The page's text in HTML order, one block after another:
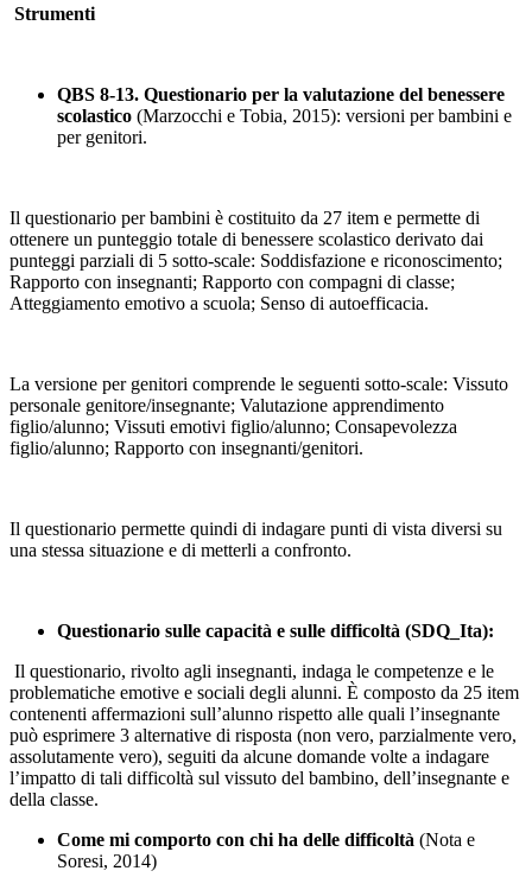
Strumenti
QBS 8-13. Questionario per la valutazione del benessere
scolastico (Marzocchi e Tobia, 2015): versioni per bambini e
per genitori.
Il questionario per bambini è costituito da 27 item e permette di
ottenere un punteggio totale di benessere scolastico derivato dai
punteggi parziali di 5 sotto-scale: Soddisfazione e riconoscimento;
Rapporto con insegnanti; Rapporto con compagni di classe;
Atteggiamento emotivo a scuola; Senso di autoefficacia.
La versione per genitori comprende le seguenti sotto-scale: Vissuto
personale genitore/insegnante; Valutazione apprendimento
figlio/alunno; Vissuti emotivi figlio/alunno; Consapevolezza
figlio/alunno; Rapporto con insegnanti/genitori.
Il questionario permette quindi di indagare punti di vista diversi su
una stessa situazione e di metterli a confronto.
Questionario sulle capacità e sulle difficoltà (SDQ_Ita):
Il questionario, rivolto agli insegnanti, indaga le competenze e le
problematiche emotive e sociali degli alunni. È composto da 25 item
contenenti affermazioni sull’alunno rispetto alle quali l’insegnante
può esprimere 3 alternative di risposta (non vero, parzialmente vero,
assolutamente vero), seguiti da alcune domande volte a indagare
l’impatto di tali difficoltà sul vissuto del bambino, dell’insegnante e
della classe.
Come mi comporto con chi ha delle difficoltà (Nota e
Soresi, 2014)